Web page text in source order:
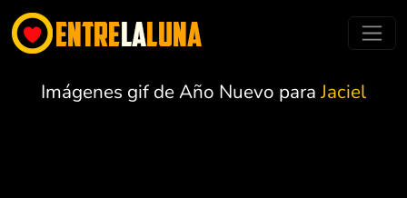
Imágenes gif de Año Nuevo paraJaciel